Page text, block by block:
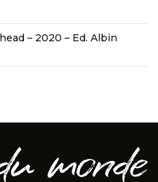
– 2020 – Ed. Albin